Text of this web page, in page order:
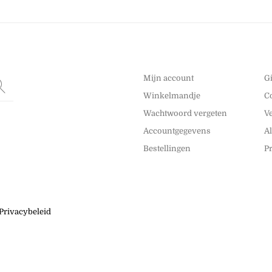
Mijn account
Winkelmandje
Wachtwoord vergeten
Accountgegevens
Bestellingen